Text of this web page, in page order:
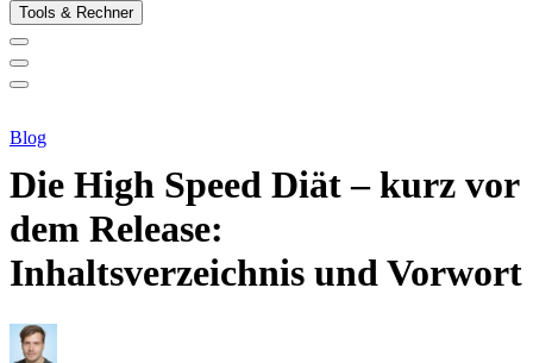
Tools & Rechner
Blog
Die High Speed Diät – kurz vor
dem Release:
Inhaltsverzeichnis und Vorwort